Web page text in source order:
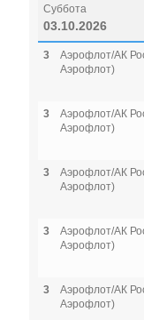
Суббота
03.10.2026
3
Аэрофлот/АК
Аэрофлот)
3
Аэрофлот/АК
Аэрофлот)
3
Аэрофлот/АК
Аэрофлот)
3
Аэрофлот/АК
Аэрофлот)
3
Аэрофлот/АК
Аэрофлот)